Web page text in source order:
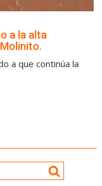
a la alta
a que continúa la